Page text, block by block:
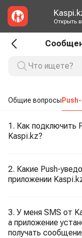
Открыть
Общие вопросы
1. Как подключить
Kaspi.kz?
2. Какие Push-
приложении
3. У меня SMS от
а приложение
получать